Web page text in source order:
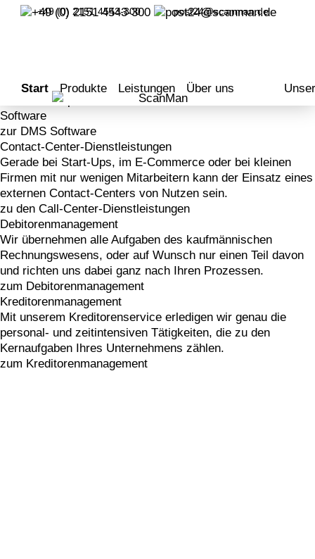
+49 (0) 2151 4543-300 post24@scanman.de
Start Produkte Leistungen Über uns
Der Königsweg
ist der ideale Weg zu einem hohen Ziel.
jederzeit greifbar gelagert.
zum ScanDepot
Software
zur DMS Software
Contact-Center-Dienstleistungen
Gerade bei Start-Ups, im E-Commerce oder bei kleinen
Firmen mit nur wenigen Mitarbeitern kann der Einsatz eines
externen Contact-Centers von Nutzen sein.
zu den Call-Center-Dienstleistungen
Debitorenmanagement
Wir übernehmen alle Aufgaben des kaufmännischen
Rechnungswesens, oder auf Wunsch nur einen Teil davon
und richten uns dabei ganz nach Ihren Prozessen.
zum Debitorenmanagement
Kreditorenmanagement
Mit unserem Kreditorenservice erledigen wir genau die
personal- und zeitintensiven Tätigkeiten, die zu den
Kernaufgaben Ihres Unternehmens zählen.
zum Kreditorenmanagement